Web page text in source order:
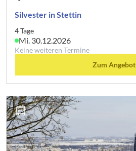
Silvester in Stettin
4 Tage
Mi. 30.12.2026
Keine weiteren Termine
Zum Angebot